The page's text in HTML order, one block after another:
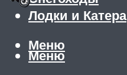
Лодки и Катера
Меню
Меню